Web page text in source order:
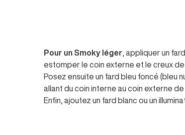
Pour un Smoky léger , appliquer un
estomper le coin externe et le creux de
Posez ensuite un fard bleu foncé (bleu
allant du coin interne au coin externe
Enfin, ajoutez un fard blanc ou un